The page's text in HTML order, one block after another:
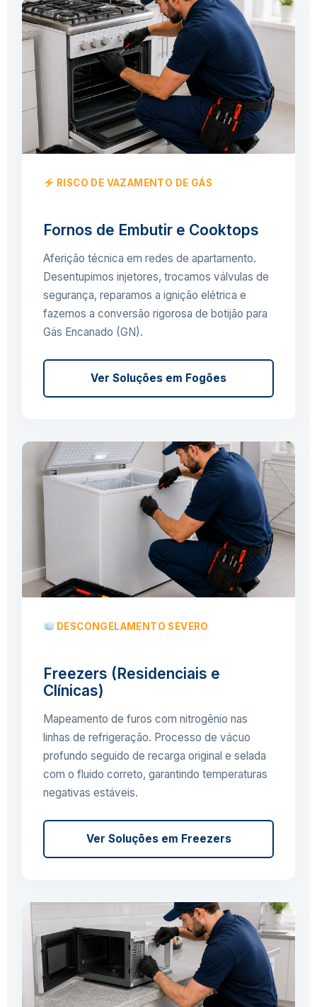
RISCO DE VAZAMENTO DE GÁS
Fornos de Embutir e Cooktops
Aferição técnica em redes de apartamento.
Desentupimos injetores, trocamos válvulas de
segurança, reparamos a ignição elétrica e
fazemos a conversão rigorosa de botijão para
Gás Encanado (GN).
Ver Soluções em Fogões
DESCONGELAMENTO SEVERO
Freezers (Residenciais e
Clínicas)
Mapeamento de furos com nitrogênio nas
linhas de refrigeração. Processo de vácuo
profundo seguido de recarga original e selada
com o fluido correto, garantindo temperaturas
negativas estáveis.
Ver Soluções em Freezers